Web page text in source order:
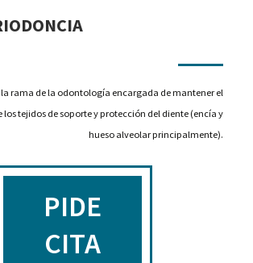
rama de la odontología encargada de mantener el
los tejidos de soporte y protección del diente (encía y
hueso alveolar principalmente).
PIDE
CITA